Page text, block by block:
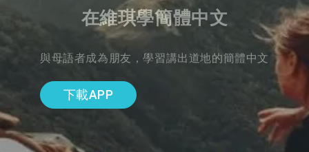
在維琪學簡體中文
與母語者成為朋友，學習講出道地的簡體中文
下載APP